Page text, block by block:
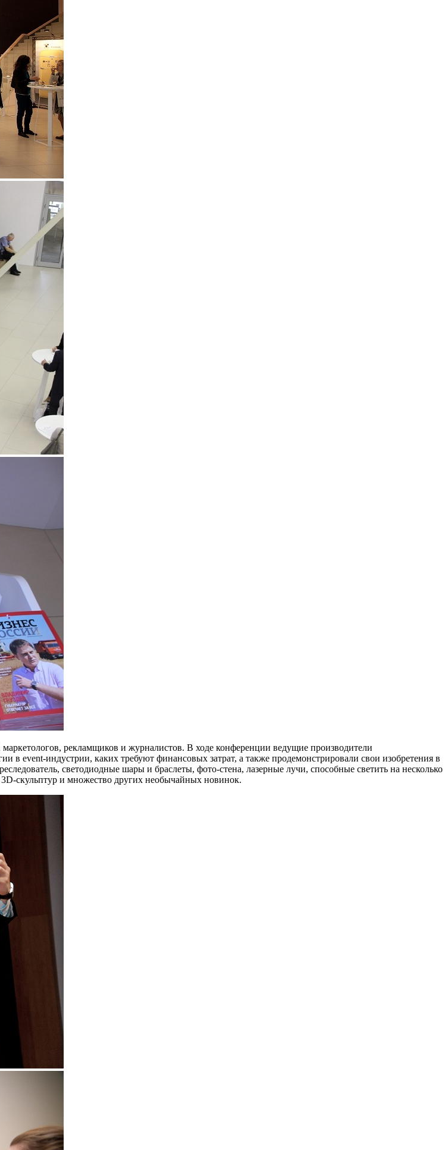
рекламщиков и журналистов. В ходе конференции ведущие производители
в event-индустрии, каких требуют финансовых затрат, а также продемонстрировали свои изобретения в
светодиодные шары и браслеты, фото-стена, лазерные лучи, способные светить на несколько
скульптур и множество других необычайных новинок.